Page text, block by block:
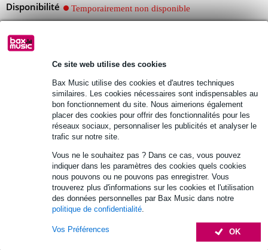
Ce site web utilise des cookies
Bax Music utilise des cookies et d'autres techniques
similaires. Les cookies nécessaires sont indispensables au
bon fonctionnement du site. Nous aimerions également
placer des cookies pour offrir des fonctionnalités pour les
réseaux sociaux, personnaliser les publicités et analyser le
trafic sur notre site.
Vous ne le souhaitez pas ? Dans ce cas, vous pouvez
indiquer dans les paramètres des cookies quels cookies
nous pouvons ou ne pouvons pas enregistrer. Vous
trouverez plus d'informations sur les cookies et l'utilisation
des données personnelles par Bax Music dans notre
politique de confidentialité
OK
Vos Préférences
Disponibilité Temporairement non disponible
Retours gratuits
30 jours satisfait ou remboursé
Informations
câble de sécurité
longueur : 1 m
diamètre : 3 mm
Afficher toutes les caractéristiques du produit
Autres variantes (1)